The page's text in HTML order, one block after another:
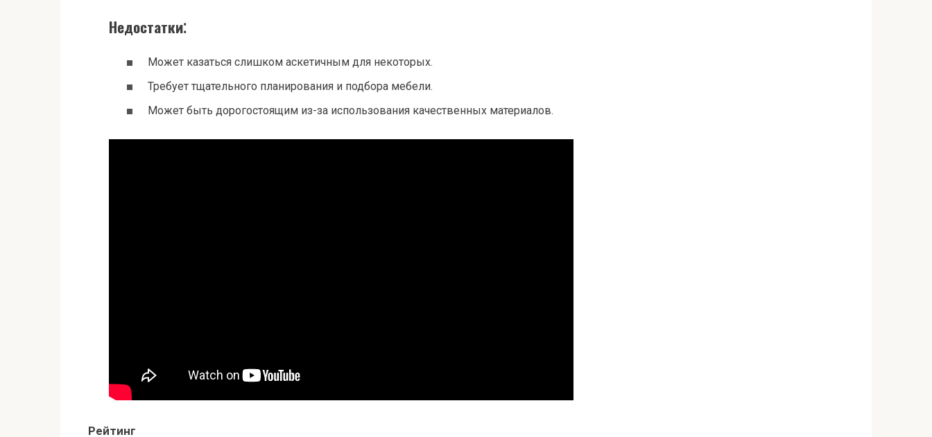
Недостатки⁚
Может казаться слишком аскетичным для некоторых.
Требует тщательного планирования и подбора мебели.
Может быть дорогостоящим из-за использования качественных материалов.
Рейтинг